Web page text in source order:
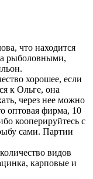
что находится
рыболовными,
хорошее, если
к Ольге, она
через нее можно
оптовая фирма, 10
кооперируйтесь с
сами. Партии
видов
карповые и